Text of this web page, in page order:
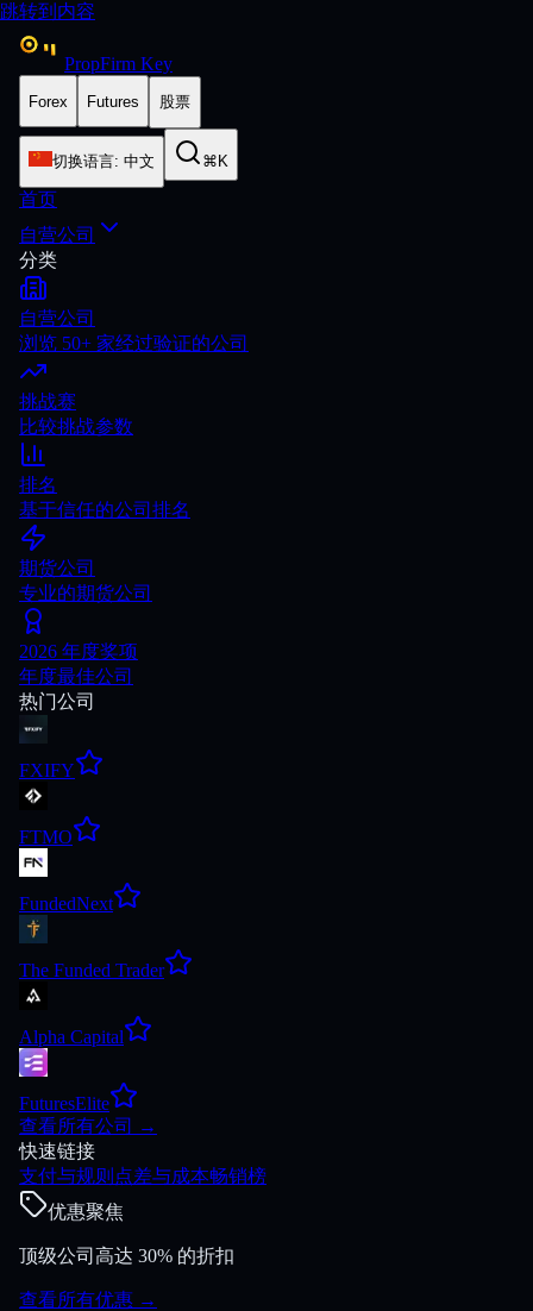
跳转到内容
PropFirm Key
Forex Futures 股票
切换语言: 中文 ⌘K
首页
自营公司
分类
自营公司
浏览 50+ 家经过验证的公司
挑战赛
比较挑战参数
排名
基于信任的公司排名
期货公司
专业的期货公司
2026 年度奖项
年度最佳公司
热门公司
FXIFY
FTMO
FundedNext
The Funded Trader
Alpha Capital
FuturesElite
查看所有公司
→
快速链接
支付与规则 点差与成本畅销榜
优惠聚焦
顶级公司高达 30% 的折扣
查看所有优惠 →